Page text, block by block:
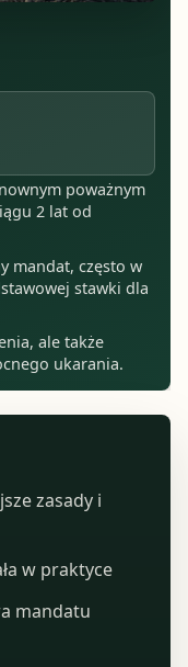
poważnym
2 lat od
mandat, często w
stawki dla
ale także
ukarania.
zasady i
w praktyce
mandatu